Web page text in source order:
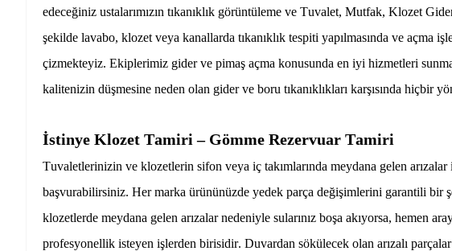
edeceğiniz ustalarımızın tıkanıklık görüntüleme ve Tuvalet, Mutfak, Klozet
şekilde lavabo, klozet veya kanallarda tıkanıklık tespiti yapılmasında ve açma
çizmekteyiz. Ekiplerimiz gider ve pimaş açma konusunda en iyi hizmetleri
kalitenizin düşmesine neden olan gider ve boru tıkanıklıkları karşısında hiçbir
İstinye Klozet Tamiri – Gömme Rezervuar Tamiri
Tuvaletlerinizin ve klozetlerin sifon veya iç takımlarında meydana gelen arızalar
başvurabilirsiniz. Her marka ürününüzde yedek parça değişimlerini garantili bir
klozetlerde meydana gelen arızalar nedeniyle sularınız boşa akıyorsa, hemen
profesyonellik isteyen işlerden birisidir. Duvardan sökülecek olan arızalı